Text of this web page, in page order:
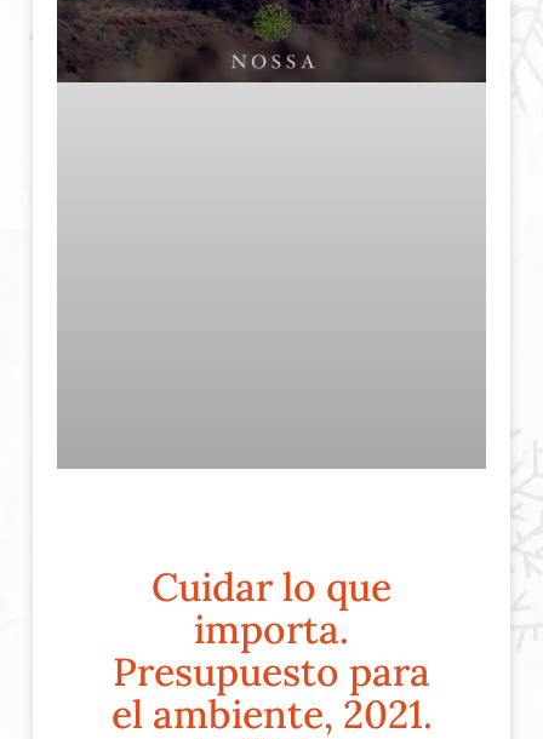
Cuidar lo que
importa.
Presupuesto para
el ambiente, 2021.